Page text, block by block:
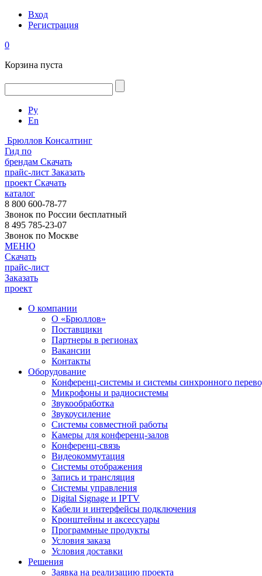
Вход
Регистрация
0
Корзина пуста
Ру
En
Брюллов Консалтинг
Гид по
брендам Скачать
прайс-лист Заказать
проект Скачать
каталог
8 800 600-78-77
Звонок по России бесплатный
8 495 785-23-07
Звонок по Москве
МЕНЮ
Скачать
прайс-лист
Заказать
проект
О компании
О «Брюллов»
Поставщики
Партнеры в регионах
Вакансии
Контакты
Оборудование
Конференц-системы и системы синхронного
Микрофоны и радиосистемы
Звукообработка
Звукоусиление
Системы совместной работы
Камеры для конференц-залов
Конференц-связь
Видеокоммутация
Системы отображения
Запись и трансляция
Системы управления
Digital Signage и IPTV
Кабели и интерфейсы подключения
Кронштейны и аксессуары
Программные продукты
Условия заказа
Условия доставки
Решения
Заявка на реализацию проекта